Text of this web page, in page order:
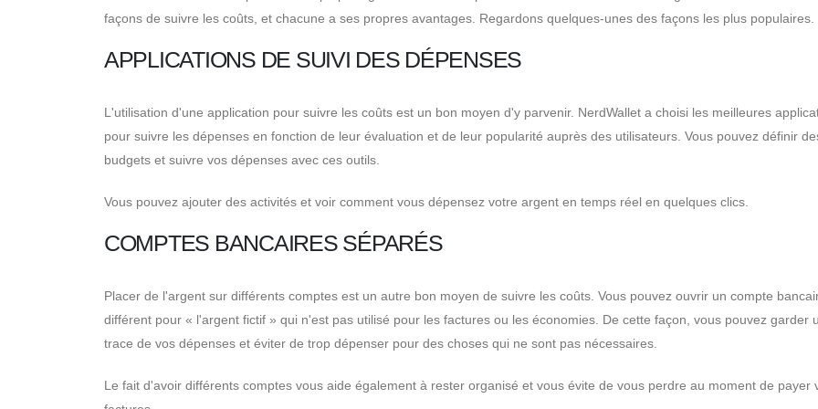
façons de suivre les coûts, et chacune a ses propres avantages. Regardons quelques-unes des façons les plus populaires.
APPLICATIONS DE SUIVI DES DÉPENSES
L'utilisation d'une application pour suivre les coûts est un bon moyen d'y parvenir. NerdWallet a choisi les meilleures
pour suivre les dépenses en fonction de leur évaluation et de leur popularité auprès des utilisateurs. Vous pouvez définir
budgets et suivre vos dépenses avec ces outils.
Vous pouvez ajouter des activités et voir comment vous dépensez votre argent en temps réel en quelques clics.
COMPTES BANCAIRES SÉPARÉS
Placer de l'argent sur différents comptes est un autre bon moyen de suivre les coûts. Vous pouvez ouvrir un compte
différent pour « l'argent fictif » qui n'est pas utilisé pour les factures ou les économies. De cette façon, vous pouvez garder
trace de vos dépenses et éviter de trop dépenser pour des choses qui ne sont pas nécessaires.
Le fait d'avoir différents comptes vous aide également à rester organisé et vous évite de vous perdre au moment de payer